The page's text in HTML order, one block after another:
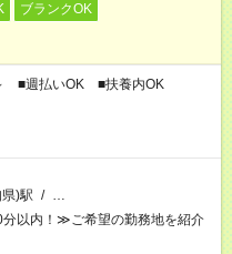
ブランクOK
■週払いOK ■扶養内OK
)駅 / …
以内！≫ご希望の勤務地を紹介